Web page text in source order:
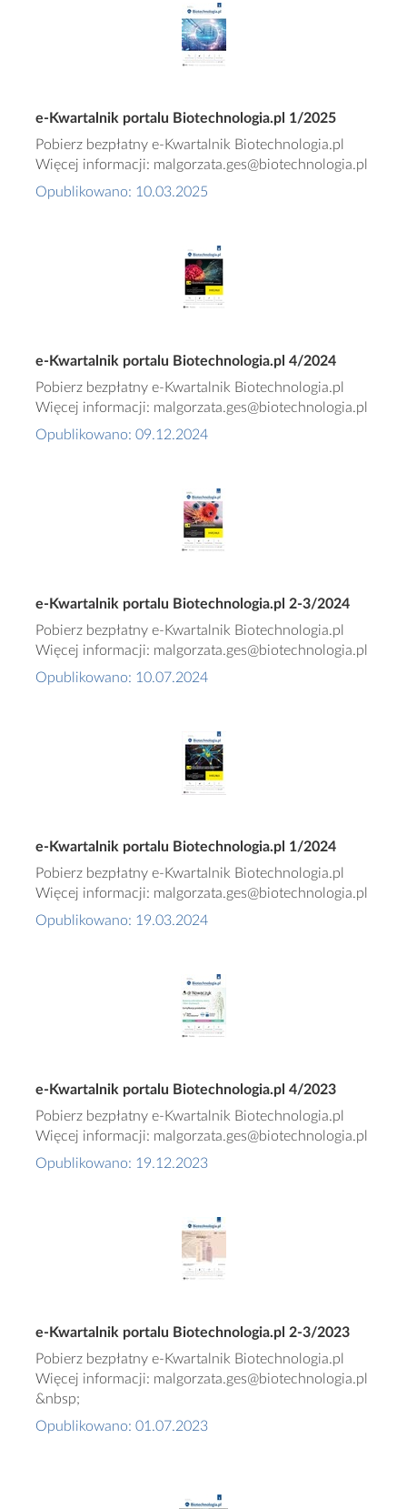
e-Kwartalnik portalu Biotechnologia.pl 1/2025
Pobierz bezpłatny e-Kwartalnik Biotechnologia.pl
Więcej informacji: malgorzata.ges@biotechnologia.pl
Opublikowano: 10.03.2025
e-Kwartalnik portalu Biotechnologia.pl 4/2024
Pobierz bezpłatny e-Kwartalnik Biotechnologia.pl
Więcej informacji: malgorzata.ges@biotechnologia.pl
Opublikowano: 09.12.2024
e-Kwartalnik portalu Biotechnologia.pl 2-3/2024
Pobierz bezpłatny e-Kwartalnik Biotechnologia.pl
Więcej informacji: malgorzata.ges@biotechnologia.pl
Opublikowano: 10.07.2024
e-Kwartalnik portalu Biotechnologia.pl 1/2024
Pobierz bezpłatny e-Kwartalnik Biotechnologia.pl
Więcej informacji: malgorzata.ges@biotechnologia.pl
Opublikowano: 19.03.2024
e-Kwartalnik portalu Biotechnologia.pl 4/2023
Pobierz bezpłatny e-Kwartalnik Biotechnologia.pl
Więcej informacji: malgorzata.ges@biotechnologia.pl
Opublikowano: 19.12.2023
e-Kwartalnik portalu Biotechnologia.pl 2-3/2023
Pobierz bezpłatny e-Kwartalnik Biotechnologia.pl
Więcej informacji: malgorzata.ges@biotechnologia.pl
&nbsp;
Opublikowano: 01.07.2023